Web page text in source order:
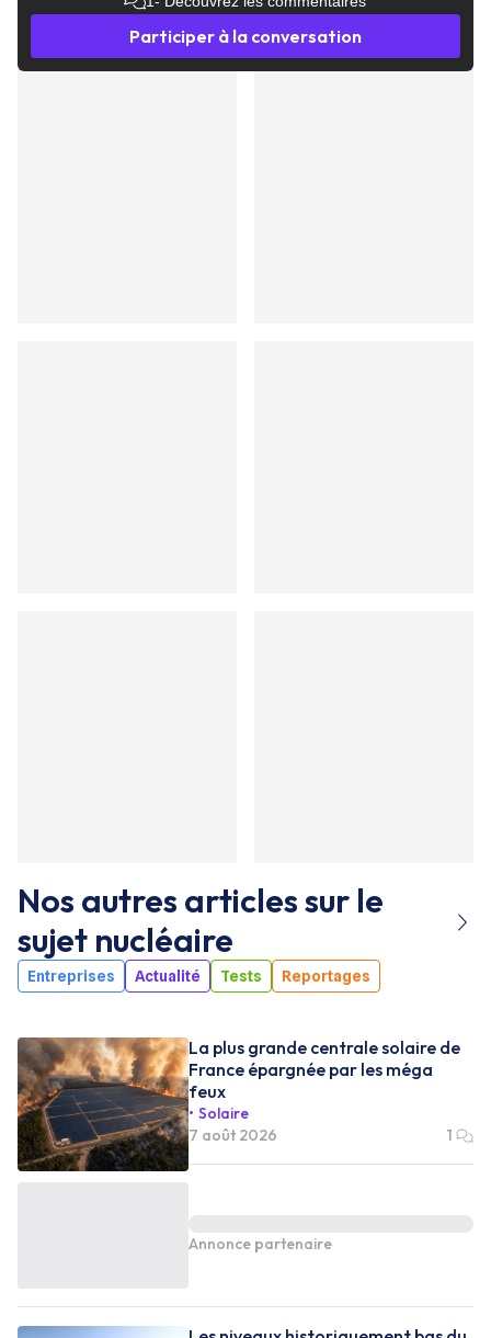
Participer à la conversation
Nos autres articles sur le
sujet nucléaire
Entreprises Actualité Tests Reportages
La plus grande centrale solaire de
France épargnée par les méga
feux
Solaire
7 août 2026
1
Annonce partenaire